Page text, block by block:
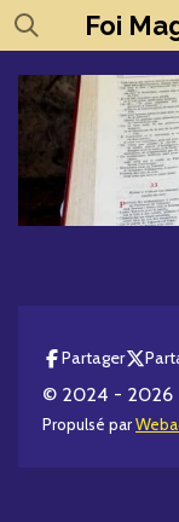
Passer
au
contenu
principal
Foi
Partager
© 2024 - 2026
Propulsé par